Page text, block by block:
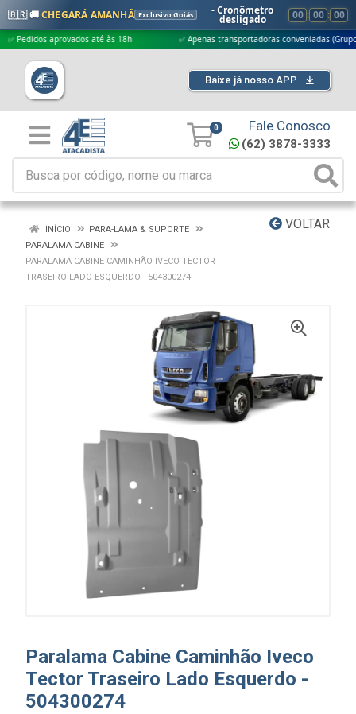
🇧🇷 🚚CHEGARÁ AMANHÃ Exclusivo Goiás - Cronômetro
desligado 00 : 00 : 00
aprovados até às 18h ✅ Apenas transportadoras conveniadas (Grupo G5)
Baixe já nosso APP
0 Fale Conosco
(62) 3878-3333
VOLTAR
INÍCIO
PARA-LAMA & SUPORTE
PARALAMA CABINE
PARALAMA CABINE CAMINHÃO IVECO TECTOR
TRASEIRO LADO ESQUERDO - 504300274
Paralama Cabine Caminhão Iveco
Tector Traseiro Lado Esquerdo -
504300274